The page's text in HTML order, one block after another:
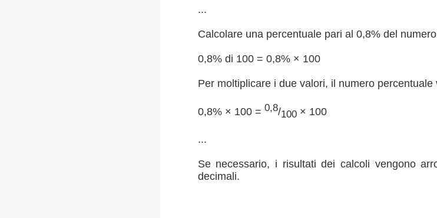
...
Calcolare una percentuale pari al 0,8% del
0,8% di 100 = 0,8% × 100
Per moltiplicare i due valori, il numero
0,8% × 100 = 0,8/100× 100
...
Se necessario, i risultati dei calcoli vengono
decimali.